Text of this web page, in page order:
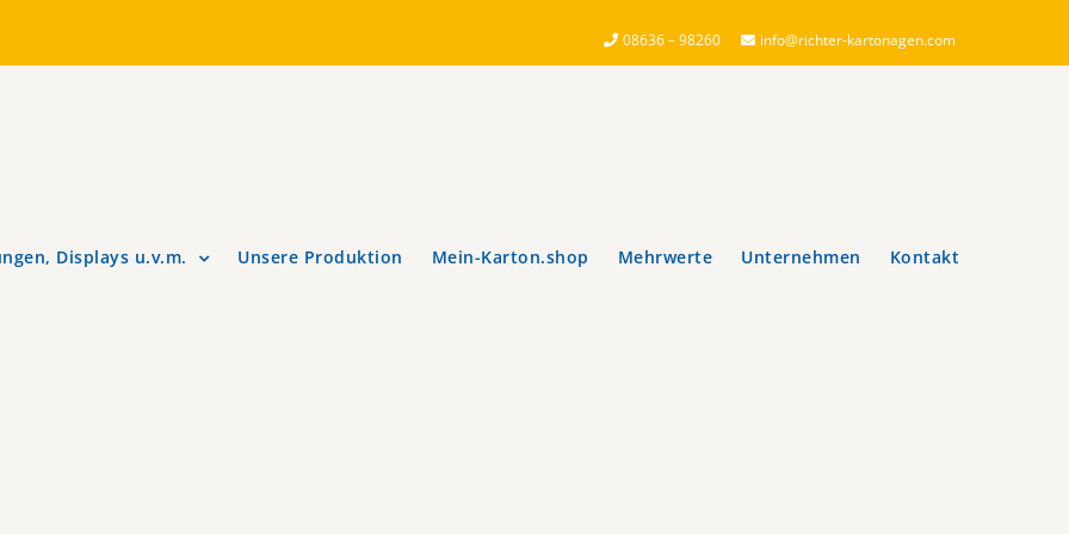
08636 – 98260 info@richter-kartonagen.com
Displays u.v.m. Unsere Produktion Mein-Karton.shop Mehrwerte Unternehmen Kontakt